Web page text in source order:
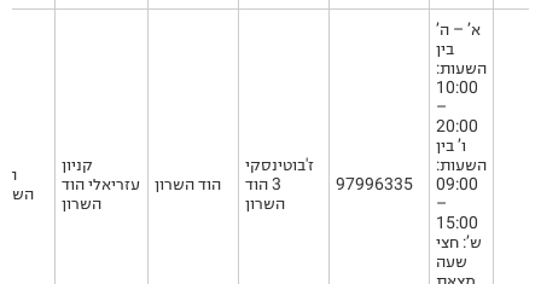
קניון
עזריאלי הוד
השרון
הוד השרון
ז'בוטינסקי
3 הוד
השרון
97996335
א’ – ה’
בין
השעות:
10:00
–
20:00
ו’ בין
השעות:
09:00
–
15:00
ש’: חצי
שעה